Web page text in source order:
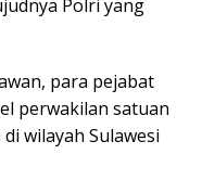
Polri yang
para pejabat
perwakilan satuan
wilayah Sulawesi